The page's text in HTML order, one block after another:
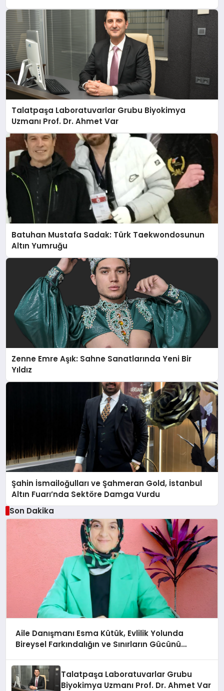
Talatpaşa Laboratuvarlar Grubu Biyokimya
Uzmanı Prof. Dr. Ahmet Var
Batuhan Mustafa Sadak: Türk Taekwondosunun
Altın Yumruğu
Zenne Emre Aşık: Sahne Sanatlarında Yeni Bir
Yıldız
Şahin İsmailoğulları ve Şahmeran Gold, İstanbul
Altın Fuarı’nda Sektöre Damga Vurdu
Son Dakika
Aile Danışmanı Esma Kütük, Evlilik Yolunda
Bireysel Farkındalığın ve Sınırların Gücünü
Talatpaşa Laboratuvarlar Grubu
Biyokimya Uzmanı Prof. Dr. Ahmet Var